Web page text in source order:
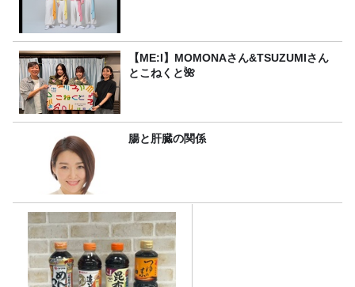
【ME:I】MOMONAさん&TSUZUMIさん
とこねくと🌺
腸と肝臓の関係